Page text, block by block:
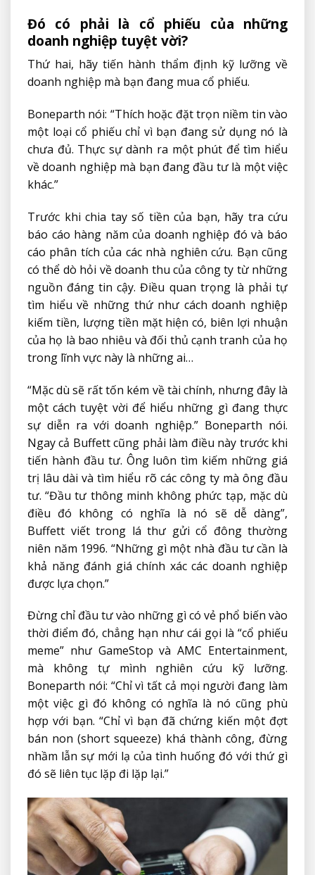
Đó có phải là cổ phiếu của những
doanh nghiệp tuyệt vời?
Thứ hai, hãy tiến hành thẩm định kỹ lưỡng về
doanh nghiệp mà bạn đang mua cổ phiếu.
Boneparth nói: “Thích hoặc đặt trọn niềm tin vào
một loại cổ phiếu chỉ vì bạn đang sử dụng nó là
chưa đủ. Thực sự dành ra một phút để tìm hiểu
về doanh nghiệp mà bạn đang đầu tư là một việc
khác.”
Trước khi chia tay số tiền của bạn, hãy tra cứu
báo cáo hàng năm của doanh nghiệp đó và báo
cáo phân tích của các nhà nghiên cứu. Bạn cũng
có thể dò hỏi về doanh thu của công ty từ những
nguồn đáng tin cậy. Điều quan trọng là phải tự
tìm hiểu về những thứ như cách doanh nghiệp
kiếm tiền, lượng tiền mặt hiện có, biên lợi nhuận
của họ là bao nhiêu và đối thủ cạnh tranh của họ
trong lĩnh vực này là những ai…
“Mặc dù sẽ rất tốn kém về tài chính, nhưng đây là
một cách tuyệt vời để hiểu những gì đang thực
sự diễn ra với doanh nghiệp.” Boneparth nói.
Ngay cả Buffett cũng phải làm điều này trước khi
tiến hành đầu tư. Ông luôn tìm kiếm những giá
trị lâu dài và tìm hiểu rõ các công ty mà ông đầu
tư. “Đầu tư thông minh không phức tạp, mặc dù
điều đó không có nghĩa là nó sẽ dễ dàng”,
Buffett viết trong lá thư gửi cổ đông thường
niên năm 1996. “Những gì một nhà đầu tư cần là
khả năng đánh giá chính xác các doanh nghiệp
được lựa chọn.”
Đừng chỉ đầu tư vào những gì có vẻ phổ biến vào
thời điểm đó, chẳng hạn như cái gọi là “cổ phiếu
meme” như GameStop và AMC Entertainment,
mà không tự mình nghiên cứu kỹ lưỡng.
Boneparth nói: “Chỉ vì tất cả mọi người đang làm
một việc gì đó không có nghĩa là nó cũng phù
hợp với bạn. “Chỉ vì bạn đã chứng kiến ​​một đợt
bán non (short squeeze) khá thành công, đừng
nhầm lẫn sự mới lạ của tình huống đó với thứ gì
đó sẽ liên tục lặp đi lặp lại.”